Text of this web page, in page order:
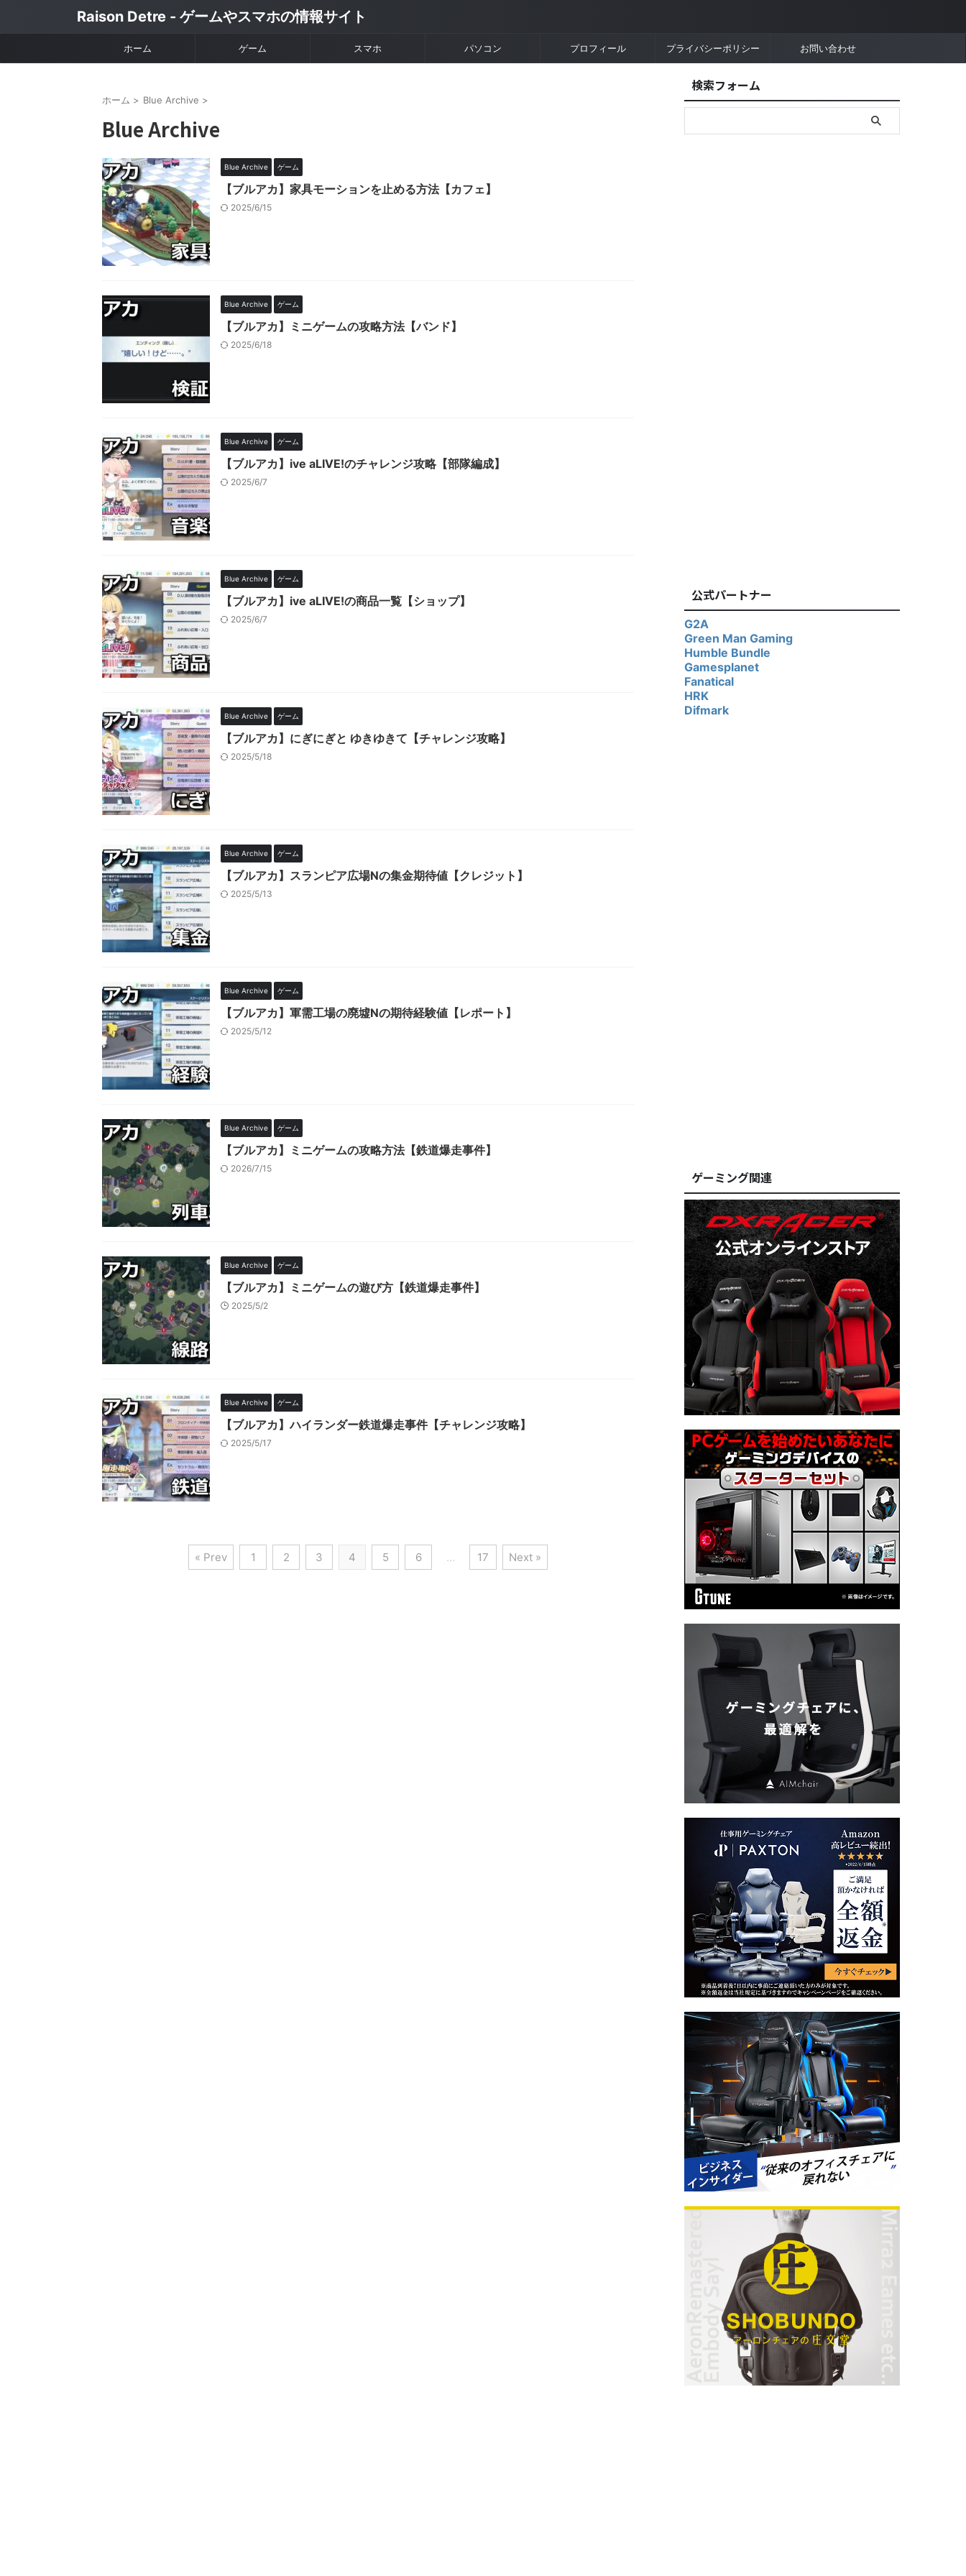
Raison Detre - ゲームやスマホの情報サイト
ホーム ゲーム スマホ パソコン プロフィール プライバシーポリシー お問い合わせ
ホーム > Blue Archive >
Blue Archive
Blue Archive ゲーム
【ブルアカ】家具モーションを止める方法【カフェ】
2025/6/15
Blue Archive ゲーム
【ブルアカ】ミニゲームの攻略方法【バンド】
2025/6/18
Blue Archive ゲーム
【ブルアカ】ive aLIVE!のチャレンジ攻略【部隊編成】
2025/6/7
Blue Archive ゲーム
【ブルアカ】ive aLIVE!の商品一覧【ショップ】
2025/6/7
Blue Archive ゲーム
【ブルアカ】にぎにぎと ゆきゆきて【チャレンジ攻略】
2025/5/18
Blue Archive ゲーム
【ブルアカ】スランピア広場Nの集金期待値【クレジット】
2025/5/13
Blue Archive ゲーム
【ブルアカ】軍需工場の廃墟Nの期待経験値【レポート】
2025/5/12
Blue Archive ゲーム
【ブルアカ】ミニゲームの攻略方法【鉄道爆走事件】
2026/7/15
Blue Archive ゲーム
【ブルアカ】ミニゲームの遊び方【鉄道爆走事件】
2025/5/2
Blue Archive ゲーム
【ブルアカ】ハイランダー鉄道爆走事件【チャレンジ攻略】
2025/5/17
« Prev 1 2 3 4 5 6 … 17 Next »
検索フォーム
公式パートナー
G2A
Green Man Gaming
Humble Bundle
Gamesplanet
Fanatical
HRK
Difmark
ゲーミング関連